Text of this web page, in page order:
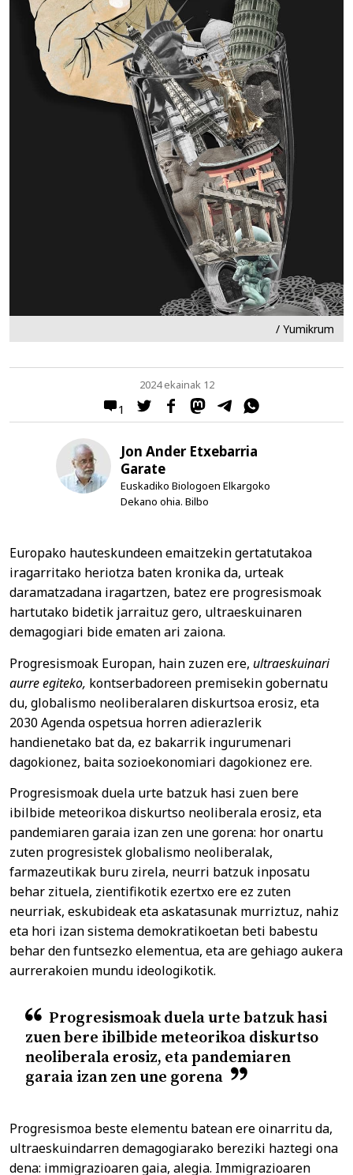
/ Yumikrum
1
2024 ekainak 12
Jon Ander Etxebarria
Garate
Euskadiko Biologoen Elkargoko
Dekano ohia. Bilbo
Europako hauteskundeen emaitzekin gertatutakoa
iragarritako heriotza baten kronika da, urteak
daramatzadana iragartzen, batez ere progresismoak
hartutako bidetik jarraituz gero, ultraeskuinaren
demagogiari bide ematen ari zaiona.
Progresismoak Europan, hain zuzen ere, ultraeskuinari
aurre egiteko, kontserbadoreen premisekin gobernatu
du, globalismo neoliberalaren diskurtsoa erosiz, eta
2030 Agenda ospetsua horren adierazlerik
handienetako bat da, ez bakarrik ingurumenari
dagokionez, baita sozioekonomiari dagokionez ere.
Progresismoak duela urte batzuk hasi zuen bere
ibilbide meteorikoa diskurtso neoliberala erosiz, eta
pandemiaren garaia izan zen une gorena: hor onartu
zuten progresistek globalismo neoliberalak,
farmazeutikak buru zirela, neurri batzuk inposatu
behar zituela, zientifikotik ezertxo ere ez zuten
neurriak, eskubideak eta askatasunak murriztuz, nahiz
eta hori izan sistema demokratikoetan beti babestu
behar den funtsezko elementua, eta are gehiago aukera
aurrerakoien mundu ideologikotik.
Progresismoak duela urte batzuk hasi
zuen bere ibilbide meteorikoa diskurtso
neoliberala erosiz, eta pandemiaren
garaia izan zen une gorena
Progresismoa beste elementu batean ere oinarritu da,
ultraeskuindarren demagogiarako bereziki haztegi ona
dena: immigrazioaren gaia, alegia. Immigrazioaren